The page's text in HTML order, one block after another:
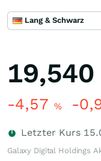
Lang & Schwarz
19,540
-4,57 % -
Letzter Kurs
Galaxy Digital Holdings